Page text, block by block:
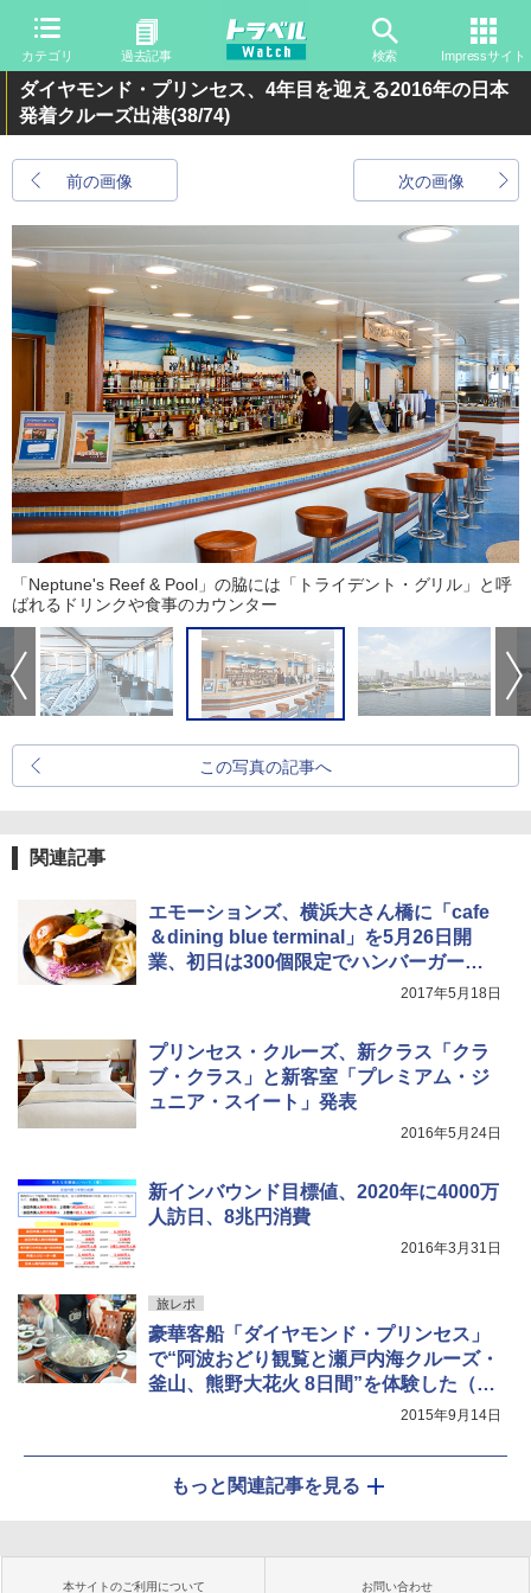
カテゴリ 過去記事 検索 Impressサイト
ダイヤモンド・プリンセス、4年目を迎える2016年の日本
発着クルーズ出港(38/74)
前の画像 次の画像
「Neptune's Reef & Pool」の脇には「トライデント・グリル」と呼
ばれるドリンクや食事のカウンター
この写真の記事へ
関連記事
エモーションズ、横浜大さん橋に「cafe
＆dining blue terminal」を5月26日開
業、初日は300個限定でハンバーガー無
2017年5月18日
プリンセス・クルーズ、新クラス「クラ
ブ・クラス」と新客室「プレミアム・ジ
ュニア・スイート」発表
2016年5月24日
新インバウンド目標値、2020年に4000万
人訪日、8兆円消費
2016年3月31日
旅レポ
豪華客船「ダイヤモンド・プリンセス」
で“阿波おどり観覧と瀬戸内海クルーズ・
釜山、熊野大花火 8日間”を体験した（後
2015年9月14日
もっと関連記事を見る
本サイトのご利用について お問い合わせ